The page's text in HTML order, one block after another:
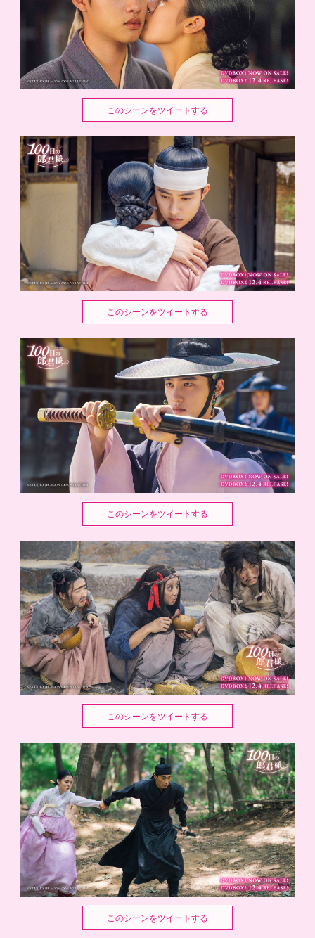
このシーンをツイートする
このシーンをツイートする
このシーンをツイートする
このシーンをツイートする
このシーンをツイートする